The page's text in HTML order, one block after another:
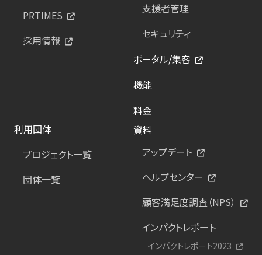
PRTIMES
採用情報
支援者管理
セキュリティ
ポータル/集客
機能
料金
利用団体
プロジェクト一覧
団体一覧
資料
アップデート
ヘルプセンター
顧客満足度調査（NPS）
インパクトレポート
インパクトレポート2023